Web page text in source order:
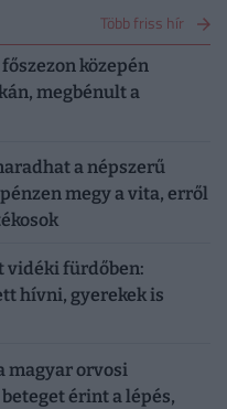
Több friss hír
közepén
megbénult a
a népszerű
megy a vita, erről
vidéki fürdőben:
hívni, gyerekek is
magyar orvosi
érint a lépés,